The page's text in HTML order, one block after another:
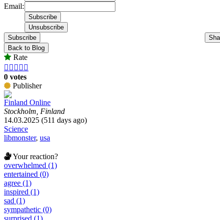
Email:
Subscribe
Back to Blog
Rate
    
0 votes
Publisher
Finland Online
Stockholm, Finland
14.03.2025 (511 days ago)
Science
libmonster, usa
Your reaction?
overwhelmed (1)
entertained (0)
agree (1)
inspired (1)
sad (1)
sympathetic (0)
surprised (1)